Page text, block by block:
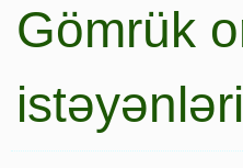
Gömrük